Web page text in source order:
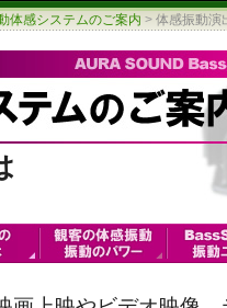
体感システムのご案内 > 体感振動演